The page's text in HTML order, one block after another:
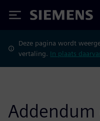
Siemens
Deze pagina wordt
vertaling. In plaats